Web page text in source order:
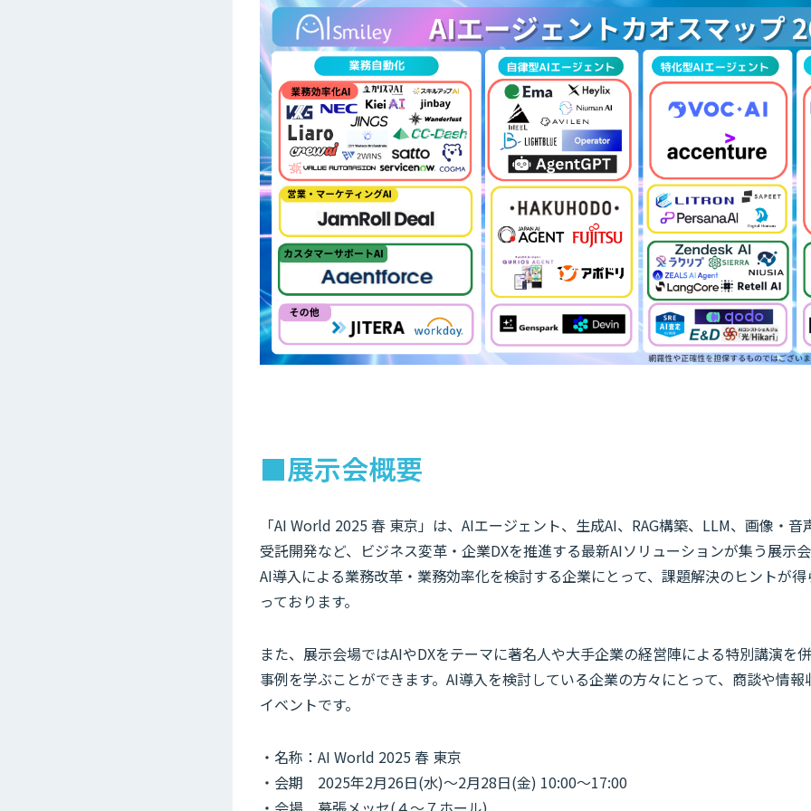
■展示会概要
「AI World 2025 春 東京」は、AIエージェント、生成AI、RAG構築、LLM、画像・
受託開発など、ビジネス変革・企業DXを推進する最新AIソリューションが集う展示
AI導入による業務改革・業務効率化を検討する企業にとって、課題解決のヒントが
っております。
また、展示会場ではAIやDXをテーマに著名人や大手企業の経営陣による特別講演を
事例を学ぶことができます。AI導入を検討している企業の方々にとって、商談や情
イベントです。
・名称：AI World 2025 春 東京
・会期 2025年2月26日(水)～2月28日(金) 10:00～17:00